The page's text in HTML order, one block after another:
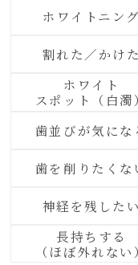
ホワイトニング
割れた／かけた
ホワイト
スポット（白濁
歯並びが気にな
歯を削りたくな
神経を残したい
長持ちする
（ほぼ外れない